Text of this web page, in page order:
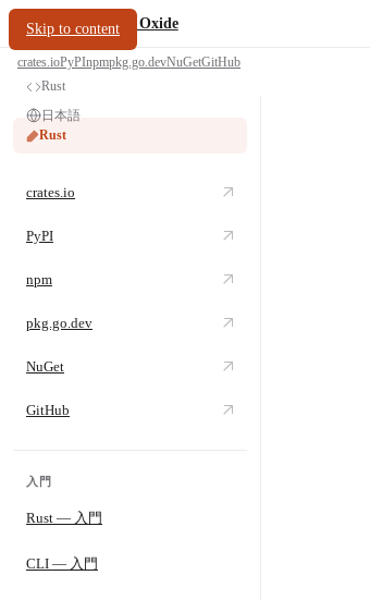
Skip to content
oxide.fyi/PDF Oxide
crates.ioPyPInpmpkg.go.devNuGetGitHub
Rust
日本語
Rust
crates.io
PyPI
npm
pkg.go.dev
NuGet
GitHub
入門
Rust — 入門
CLI — 入門